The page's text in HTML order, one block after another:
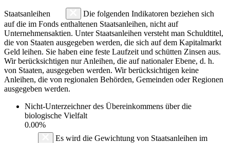
Staatsanleihen
Die folgenden Indikatoren beziehen sich
auf die im Fonds enthaltenen Staatsanleihen, nicht auf
Unternehmensaktien. Unter Staatsanleihen versteht man Schuldtitel,
die von Staaten ausgegeben werden, die sich auf dem Kapitalmarkt
Geld leihen. Sie haben eine feste Laufzeit und schütten Zinsen aus.
Wir berücksichtigen nur Anleihen, die auf nationaler Ebene, d. h.
von Staaten, ausgegeben werden. Wir berücksichtigen keine
Anleihen, die von regionalen Behörden, Gemeinden oder Regionen
ausgegeben werden.
Nicht-Unterzeichner des Übereinkommens über die
biologische Vielfalt
0.00%
Es wird die Gewichtung von Staatsanleihen im